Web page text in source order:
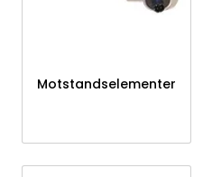
Motstandselementer